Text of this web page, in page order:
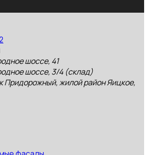
шоссе, 41
шоссе, 3/4 (склад)
Придорожный, жилой район Яицкое,